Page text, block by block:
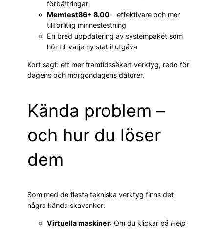
förbättringar
Memtest86+ 8.00 – effektivare och mer
tillförlitlig minnestestning
En bred uppdatering av systempaket som
hör till varje ny stabil utgåva
Kort sagt: ett mer framtidssäkert verktyg, redo för
dagens och morgondagens datorer.
Kända problem –
och hur du löser
dem
Som med de flesta tekniska verktyg finns det
några kända skavanker:
Virtuella maskiner: Om du klickar på Help